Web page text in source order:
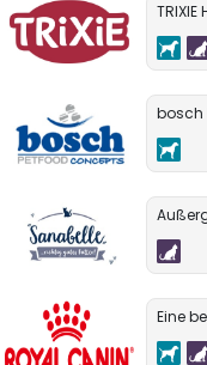
bosch
Eine